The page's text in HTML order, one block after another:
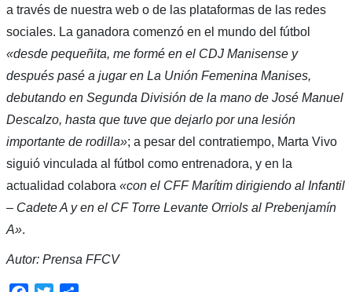
a través de nuestra web o de las plataformas de las redes
sociales. La ganadora comenzó en el mundo del fútbol
«desde pequeñita, me formé en el CDJ Manisense y
después pasé a jugar en La Unión Femenina Manises,
debutando en Segunda División de la mano de José Manuel
Descalzo, hasta que tuve que dejarlo por una lesión
importante de rodilla»; a pesar del contratiempo, Marta Vivo
siguió vinculada al fútbol como entrenadora, y en la
actualidad colabora «con el CFF Marítim dirigiendo al Infantil
– Cadete A y en el CF Torre Levante Orriols al Prebenjamín
A».
Autor: Prensa FFCV